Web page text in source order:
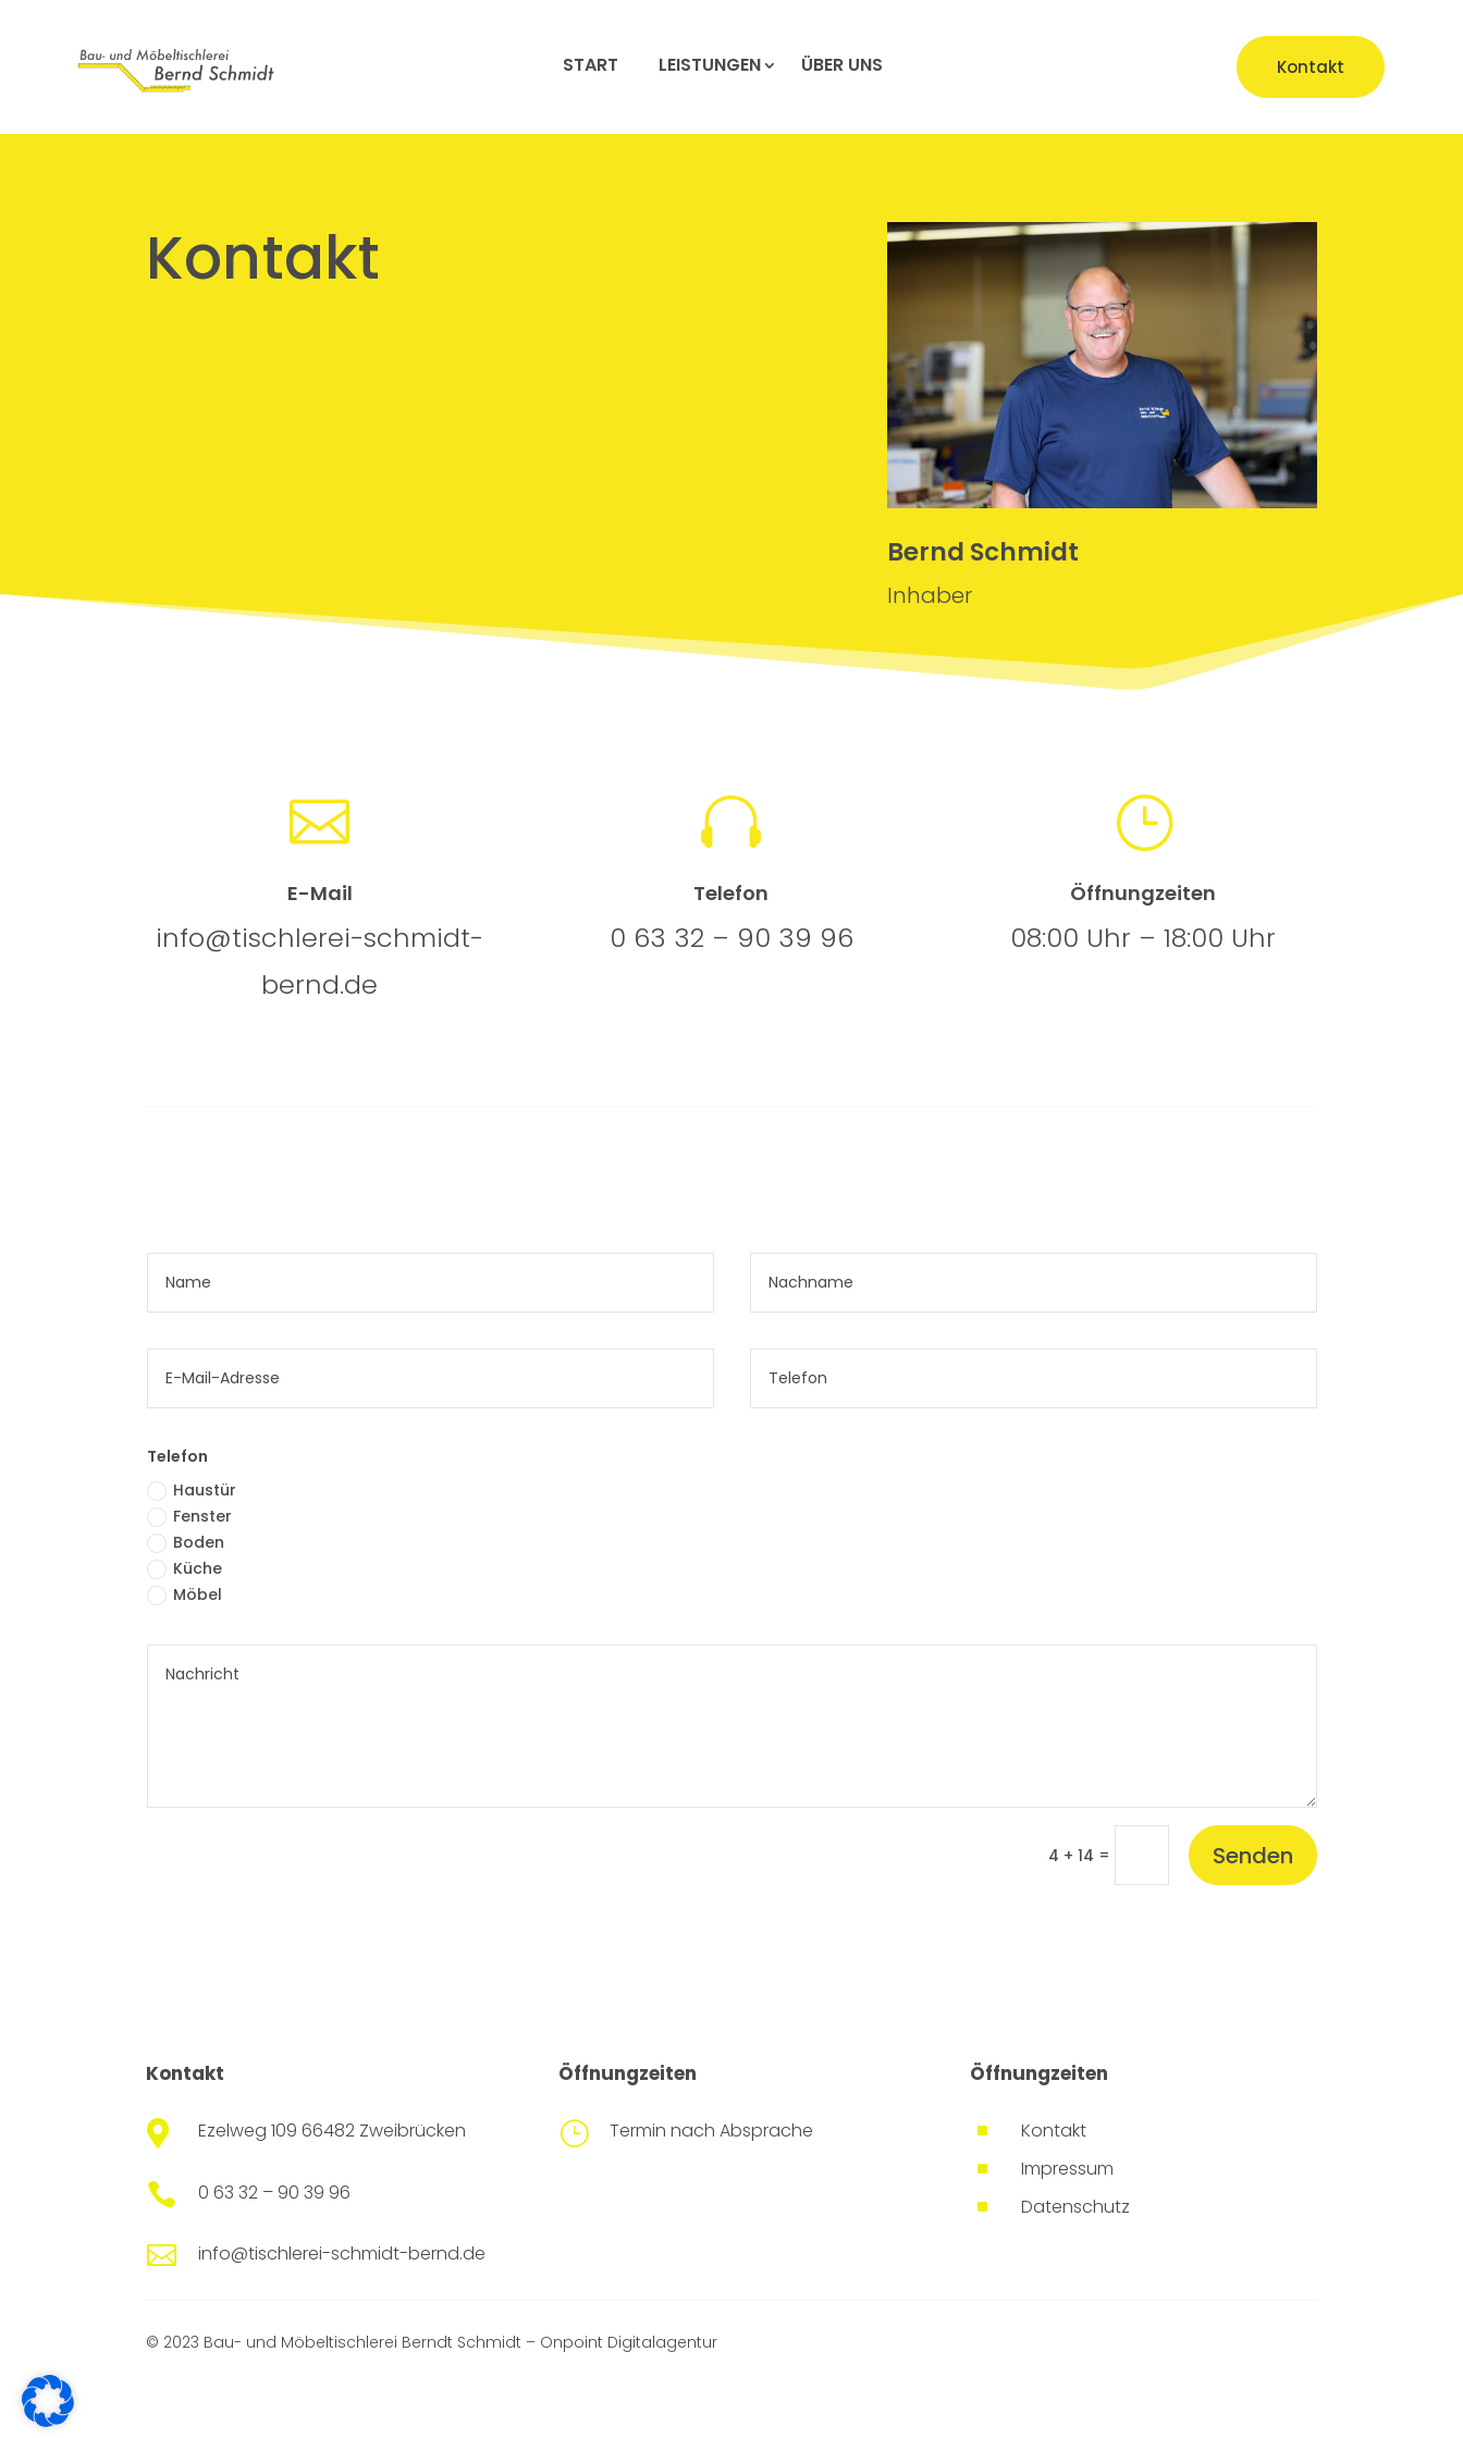
START LEISTUNGEN ÜBER UNS Kontakt
Kontakt
Bernd Schmidt
Inhaber

E-Mail
info@tischlerei-schmidt-
bernd.de

Telefon
0 63 32 – 90 39 96
}
Öffnungzeiten
08:00 Uhr – 18:00 Uhr
Telefon
Haustür
Fenster
Boden
Küche
Möbel
4 + 14 = Senden
Kontakt
 Ezelweg 109 66482 Zweibrücken
 0 63 32 – 90 39 96
 info@tischlerei-schmidt-bernd.de
Öffnungzeiten
} Termin nach Absprache
Öffnungzeiten
^ Kontakt
^ Impressum
^ Datenschutz
© 2023 Bau- und Möbeltischlerei Berndt Schmidt – Onpoint Digitalagentur